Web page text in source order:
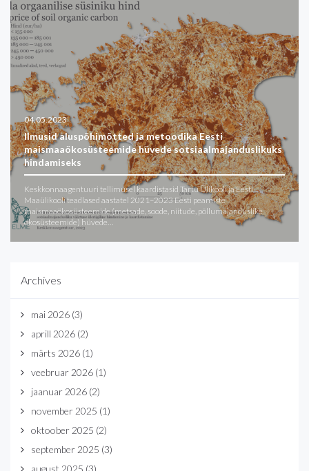
04.05.2023
Ilmusid aluspõhimõtted ja metoodika Eesti
maismaaökosüsteemide hüvede sotsiaalmajanduslikuks
hindamiseks
Keskkonnaagentuuri tellimusel kaardistasid Tartu Ülikooli ja Eesti
Maaülikooli teadlased aastatel 2021–2023 Eesti peamiste
maismaaökosüsteemide (metsade, soode, niitude, põllumajanduslike
ökosüsteemide) hüvede…
Archives
mai 2026 (3)
aprill 2026 (2)
märts 2026 (1)
veebruar 2026 (1)
jaanuar 2026 (2)
november 2025 (1)
oktoober 2025 (2)
september 2025 (3)
august 2025 (3)